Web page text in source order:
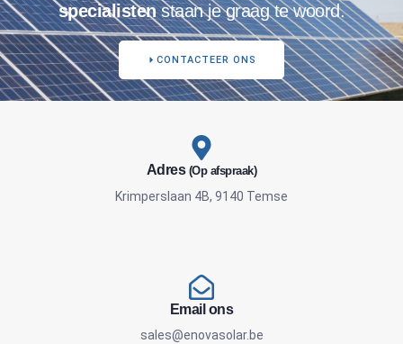
specialistenstaan je graag te woord.
CONTACTEER ONS
Adres (Op afspraak)
Krimperslaan 4B, 9140 Temse
Email ons
sales@enovasolar.be